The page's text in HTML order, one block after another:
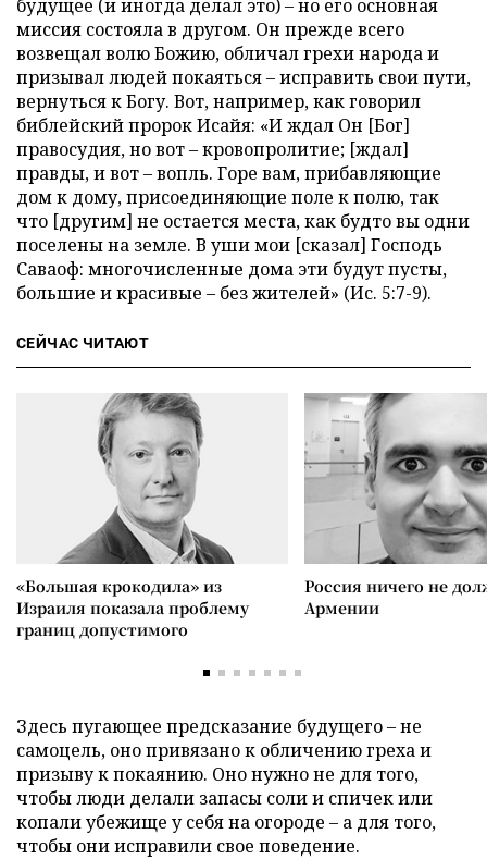
будущее (и иногда делал это) – но его основная
миссия состояла в другом. Он прежде всего
возвещал волю Божию, обличал грехи народа и
призывал людей покаяться – исправить свои пути,
вернуться к Богу. Вот, например, как говорил
библейский пророк Исайя: «И ждал Он [Бог]
правосудия, но вот – кровопролитие; [ждал]
правды, и вот – вопль. Горе вам, прибавляющие
дом к дому, присоединяющие поле к полю, так
что [другим] не остается места, как будто вы одни
поселены на земле. В уши мои [сказал] Господь
Саваоф: многочисленные дома эти будут пусты,
большие и красивые – без жителей» (Ис. 5:7-9).
СЕЙЧАС ЧИТАЮТ
«Большая крокодила» из
Израиля показала проблему
границ допустимого
Россия ничего не
Армении
Здесь пугающее предсказание будущего – не
самоцель, оно привязано к обличению греха и
призыву к покаянию. Оно нужно не для того,
чтобы люди делали запасы соли и спичек или
копали убежище у себя на огороде – а для того,
чтобы они исправили свое поведение.